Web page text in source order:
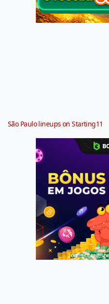
São Paulo lineups on Starting11
Jogue com